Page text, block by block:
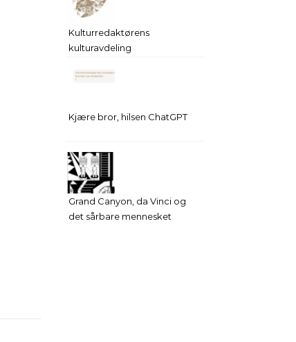
Kulturredaktørens
kulturavdeling
Kjære bror, hilsen ChatGPT
Grand Canyon, da Vinci og
det sårbare mennesket